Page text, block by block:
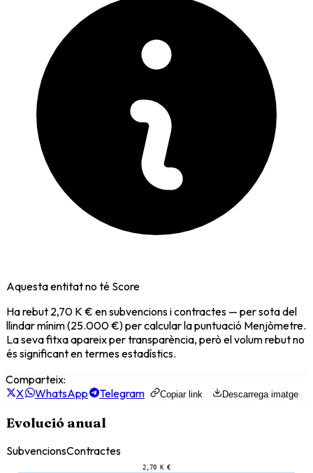
Aquesta entitat no té Score
Ha rebut 2,70 K € en subvencions i contractes — per sota del
llindar mínim (25.000 €) per calcular la puntuació Menjòmetre.
La seva fitxa apareix per transparència, però el volum rebut no
és significant en termes estadístics.
Comparteix:
X
WhatsApp Telegram Copiar link Descarrega imatge
Evolució anual
SubvencionsContractes
2,70 K €